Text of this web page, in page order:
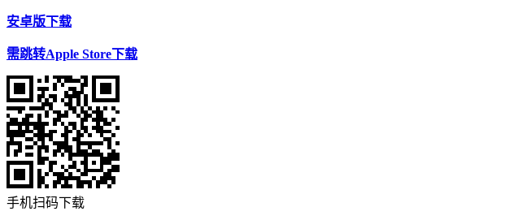
安卓版下载
需跳转Apple Store下载
手机扫码下载